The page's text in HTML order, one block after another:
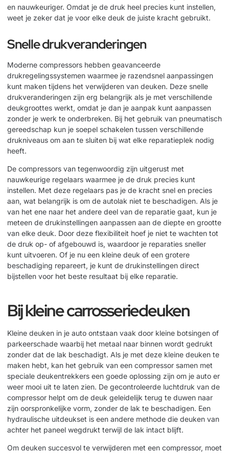
en nauwkeuriger. Omdat je de druk heel precies kunt instellen,
weet je zeker dat je voor elke deuk de juiste kracht gebruikt.
Snelle drukveranderingen
Moderne compressors hebben geavanceerde
drukregelingssystemen waarmee je razendsnel aanpassingen
kunt maken tijdens het verwijderen van deuken. Deze snelle
drukveranderingen zijn erg belangrijk als je met verschillende
deukgroottes werkt, omdat je dan je aanpak kunt aanpassen
zonder je werk te onderbreken. Bij het gebruik van pneumatisch
gereedschap kun je soepel schakelen tussen verschillende
drukniveaus om aan te sluiten bij wat elke reparatieplek nodig
heeft.
De compressors van tegenwoordig zijn uitgerust met
nauwkeurige regelaars waarmee je de druk precies kunt
instellen. Met deze regelaars pas je de kracht snel en precies
aan, wat belangrijk is om de autolak niet te beschadigen. Als je
van het ene naar het andere deel van de reparatie gaat, kun je
meteen de drukinstellingen aanpassen aan de diepte en grootte
van elke deuk. Door deze flexibiliteit hoef je niet te wachten tot
de druk op- of afgebouwd is, waardoor je reparaties sneller
kunt uitvoeren. Of je nu een kleine deuk of een grotere
beschadiging repareert, je kunt de drukinstellingen direct
bijstellen voor het beste resultaat bij elke reparatie.
Bij kleine carrosseriedeuken
Kleine deuken in je auto ontstaan vaak door kleine botsingen of
parkeerschade waarbij het metaal naar binnen wordt gedrukt
zonder dat de lak beschadigt. Als je met deze kleine deuken te
maken hebt, kan het gebruik van een compressor samen met
speciale deukentrekkers een goede oplossing zijn om je auto er
weer mooi uit te laten zien. De gecontroleerde luchtdruk van de
compressor helpt om de deuk geleidelijk terug te duwen naar
zijn oorspronkelijke vorm, zonder de lak te beschadigen. Een
hydraulische uitdeukset is een andere methode die deuken van
achter het paneel wegdrukt terwijl de lak intact blijft.
Om deuken succesvol te verwijderen met een compressor, moet